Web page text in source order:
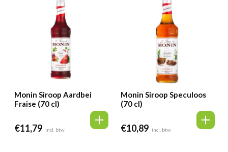
Monin Siroop Aardbei
Fraise (70 cl)
€11,79 incl. btw
Monin Siroop Speculoos
(70 cl)
€10,89 incl. btw